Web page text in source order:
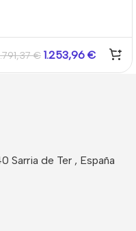
€ 1.253,96 €
Sarria de Ter , España